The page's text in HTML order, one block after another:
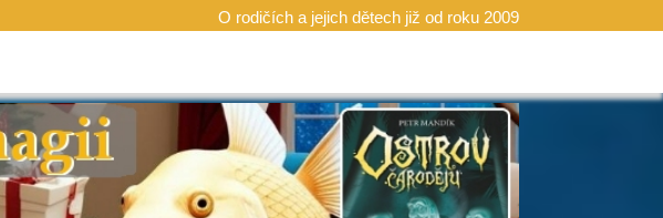
O rodičích a jejich dětech již od roku 2009